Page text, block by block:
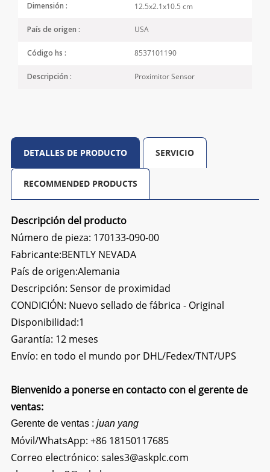
Dimensión : 12.5x2.1x10.5 cm
País de origen : USA
Código hs : 8537101190
Descripción : Proximitor Sensor
DETALLES DE PRODUCTO SERVICIO
RECOMMENDED PRODUCTS
Descripción del producto
Número de pieza: 170133-090-00
Fabricante:BENTLY NEVADA
País de origen:Alemania
Descripción: Sensor de proximidad
CONDICIÓN: Nuevo sellado de fábrica - Original
Disponibilidad:1
Garantía: 12 meses
Envío: en todo el mundo por DHL/Fedex/TNT/UPS
Bienvenido a ponerse en contacto con el gerente de
ventas:
Gerente de ventas : juan yang
Móvil/WhatsApp: +86 18150117685
Correo electrónico: sales3@askplc.com